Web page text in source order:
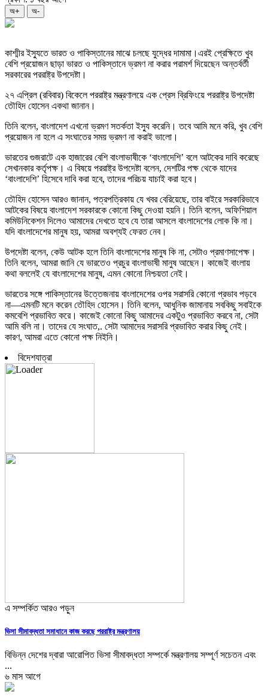
অ+ অ-
কাশ্মীর ইস্যুতে ভারত ও পাকিস্তানের মাঝে চলছে যুদ্ধের দামামা।এরই প্রেক্ষিতে খুব
বেশি প্রয়োজন ছাড়া ভারত ও পাকিস্তানে ভ্রমণ না করার পরামর্শ দিয়েছেন অন্তর্বর্তী
সরকারের পররাষ্ট্র উপদেষ্টা।
২৭ এপ্রিল (রবিবার) বিকেলে পররাষ্ট্র মন্ত্রণালয়ে এক প্রেস ব্রিফিংয়ে পররাষ্ট্র উপদেষ্টা
তৌহিদ হোসেন একথা জানান।
তিনি বলেন, বাংলাদেশ এখনো ভ্রমণ সতর্কতা ইস্যু করেনি। তবে আমি মনে করি, খুব বেশি
প্রয়োজন না হলে এ সংঘাতের সময় ভ্রমণ না করাই ভালো।
ভারতের গুজরাটে এক হাজারের বেশি বাংলাভাষীকে ‘বাংলাদেশি’ বলে আটকের দাবি করেছে
সেখানকার কর্তৃপক্ষ। এ বিষয়ে পররাষ্ট্র উপদেষ্টা বলেন, দেশটির পক্ষ থেকে যাদের
‘বাংলাদেশি’ হিসেবে দাবি করা হবে, তাদের পরিচয় যাচাই করা হবে।
তৌহিদ হোসেন আরও জানান, পত্রপত্রিকায় যে খবর বেরিয়েছে, তার বাইরে সরকারিভাবে
আটকের বিষয়ে বাংলাদেশ সরকারকে কোনো কিছু দেওয়া হয়নি। তিনি বলেন, অফিশিয়াল
কমিউনিকেশন দিলেও আমাদের দেখতে হবে যে তারা আসলে বাংলাদেশের লোক কি না।
যদি বাংলাদেশের মানুষ হয়, আমরা অবশ্যই ফেরত নেব।
উপদেষ্টা বলেন, কেউ আটক হলে তিনি বাংলাদেশের মানুষ কি না, সেটাও প্রমাণসাপেক্ষ।
তিনি বলেন, আমরা জানি যে ভারতেও প্রচুর বাংলাভাষী মানুষ আছেন। কাজেই বাংলায়
কথা বললেই যে বাংলাদেশের মানুষ, এমন কোনো নিশ্চয়তা নেই।
ভারতের সঙ্গে পাকিস্তানের উত্তেজনায় বাংলাদেশের ওপর সরাসরি কোনো প্রভাব পড়বে
না—এমনটি মনে করেন তৌহিদ হোসেন। তিনি বলেন, আধুনিক জামানায় সবকিছু সবাইকে
কমবেশি প্রভাবিত করে। কাজেই কোনো কিছু আমাদের একটুও প্রভাবিত করবে না, সেটা
আমি বলি না। তাদের যে সংঘাত,. সেটা আমাদের সরাসরি প্রভাবিত করার কিছু নেই।
কারণ, আমরা এতে কোনো পক্ষ নিইনি।
বিদেশযাত্রা
এ সম্পর্কিত আরও পড়ুন
ভিসা সীমাবদ্ধতা সমাধানে কাজ করছে পররাষ্ট্র মন্ত্রণালয়
বিভিন্ন দেশের দ্বারা আরোপিত ভিসা সীমাবদ্ধতা সম্পর্কে মন্ত্রণালয় সম্পূর্ণ সচেতন এবং
...
৬ মাস আগে